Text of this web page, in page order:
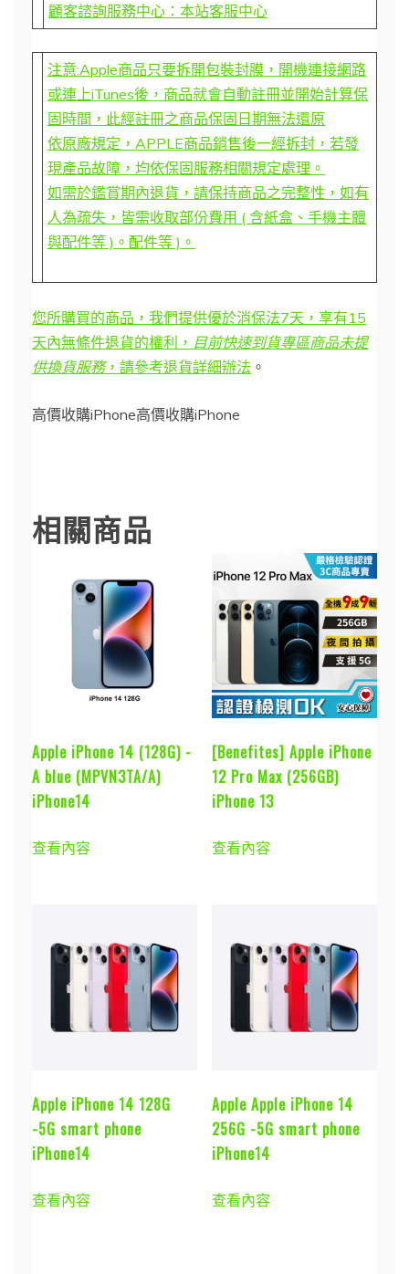
顧客諮詢服務中心：本站客服中心
注意:Apple商品只要拆開包裝封膜，開機連接網路
或連上iTunes後，商品就會自動註冊並開始計算保
固時間，此經註冊之商品保固日期無法還原
依原廠規定，APPLE商品銷售後一經拆封，若發
現產品故障，均依保固服務相關規定處理。
如需於鑑賞期內退貨，請保持商品之完整性，如有
人為疏失，皆需收取部份費用 ( 含紙盒、手機主體
與配件等 )。配件等 )。
您所購買的商品，我們提供優於消保法7天，享有15
天內無條件退貨的權利， 目前快速到貨專區商品未提
供換貨服務，請參考退貨詳細辦法 。
高價收購iPhone高價收購iPhone
相關商品
Apple iPhone 14 (128G) -
A blue (MPVN3TA/A)
iPhone14
查看內容
[Benefites] Apple iPhone
12 Pro Max (256GB)
iPhone 13
查看內容
Apple iPhone 14 128G
-5G smart phone
iPhone14
查看內容
Apple Apple iPhone 14
256G -5G smart phone
iPhone14
查看內容